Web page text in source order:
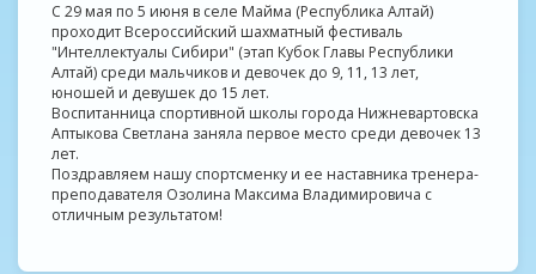
С 29 мая по 5 июня в селе Майма (Республика Алтай)
проходит Всероссийский шахматный фестиваль
"Интеллектуалы Сибири" (этап Кубок Главы Республики
Алтай) среди мальчиков и девочек до 9, 11, 13 лет,
юношей и девушек до 15 лет.
Воспитанница спортивной школы города Нижневартовска
Аптыкова Светлана заняла первое место среди девочек 13
лет.
Поздравляем нашу спортсменку и ее наставника тренера-
преподавателя Озолина Максима Владимировича с
отличным результатом!